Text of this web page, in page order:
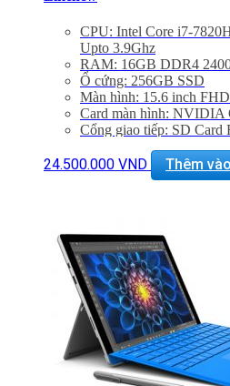
CPU: Intel Core i7-
Upto 3.9Ghz
RAM: 16GB DDR4
Ổ cứng: 256GB SSD
Màn hình: 15.6 inch
Card màn hình: NVIDIA
Cổng giao tiếp: SD
with PowerShare 1 x
combo jack 1 x HDMI 1
Mới 99% Bảo Hành 6
2021
Hỗ trợ cài đặt phần
Giảm giá 20% khi mua
24.500.000 VND Thêm